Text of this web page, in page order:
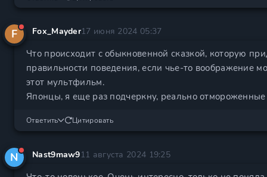
F Fox_Mayder17 июня 2024 05:37
Что происходит с обыкновенной сказкой, которую
правильности поведения, если чье-то воображение
этот мультфильм.
Японцы, я еще раз подчеркну, реально
Ответить Цитировать
N Nast9maw911 августа 2024 19:25